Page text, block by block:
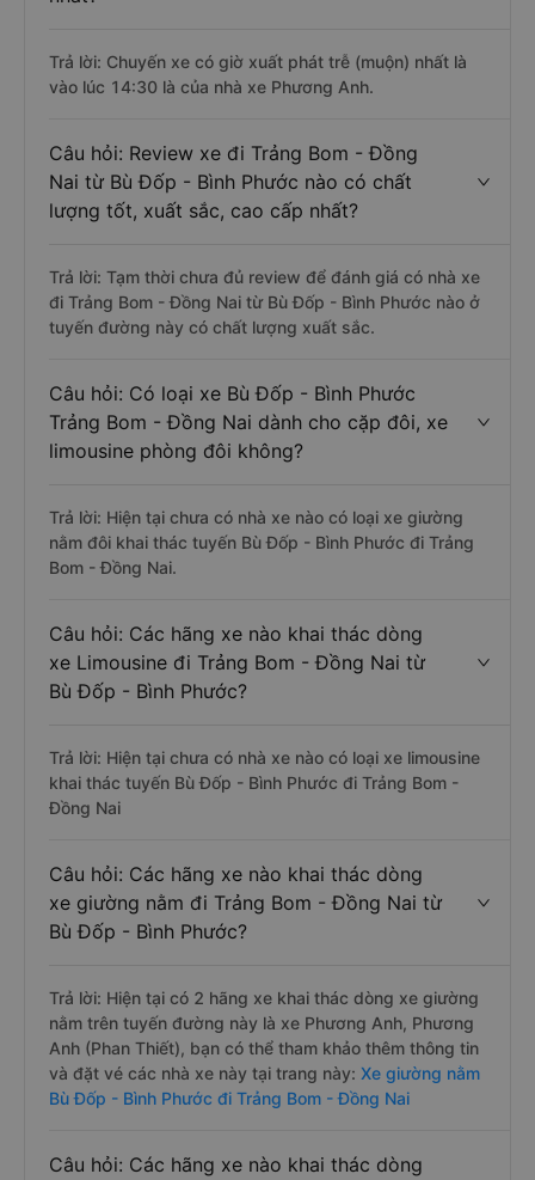
Trả lời: Chuyến xe có giờ xuất phát trễ (muộn) nhất là
vào lúc 14:30 là của nhà xe Phương Anh.
Câu hỏi: Review xe đi Trảng Bom - Đồng
Nai từ Bù Đốp - Bình Phước nào có chất
lượng tốt, xuất sắc, cao cấp nhất?
Trả lời: Tạm thời chưa đủ review để đánh giá có nhà xe
đi Trảng Bom - Đồng Nai từ Bù Đốp - Bình Phước nào ở
tuyến đường này có chất lượng xuất sắc.
Câu hỏi: Có loại xe Bù Đốp - Bình Phước
Trảng Bom - Đồng Nai dành cho cặp đôi, xe
limousine phòng đôi không?
Trả lời: Hiện tại chưa có nhà xe nào có loại xe giường
nằm đôi khai thác tuyến Bù Đốp - Bình Phước đi Trảng
Bom - Đồng Nai.
Câu hỏi: Các hãng xe nào khai thác dòng
xe Limousine đi Trảng Bom - Đồng Nai từ
Bù Đốp - Bình Phước?
Trả lời: Hiện tại chưa có nhà xe nào có loại xe limousine
khai thác tuyến Bù Đốp - Bình Phước đi Trảng Bom -
Đồng Nai
Câu hỏi: Các hãng xe nào khai thác dòng
xe giường nằm đi Trảng Bom - Đồng Nai từ
Bù Đốp - Bình Phước?
Trả lời: Hiện tại có 2 hãng xe khai thác dòng xe giường
nằm trên tuyến đường này là xe Phương Anh, Phương
Anh (Phan Thiết), bạn có thể tham khảo thêm thông tin
và đặt vé các nhà xe này tại trang này: Xe giường nằm
Bù Đốp - Bình Phước đi Trảng Bom - Đồng Nai
Câu hỏi: Các hãng xe nào khai thác dòng